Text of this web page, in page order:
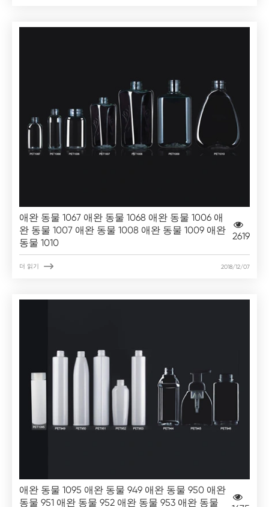
애완 동물 1067 애완 동물 1068 애완 동물 1006 애
완 동물 1007 애완 동물 1008 애완 동물 1009 애완
동물 1010
2619
더 읽기  2018/12/07
애완 동물 1095 애완 동물 949 애완 동물 950 애완
동물 951 애완 동물 952 애완 동물 953 애완 동물